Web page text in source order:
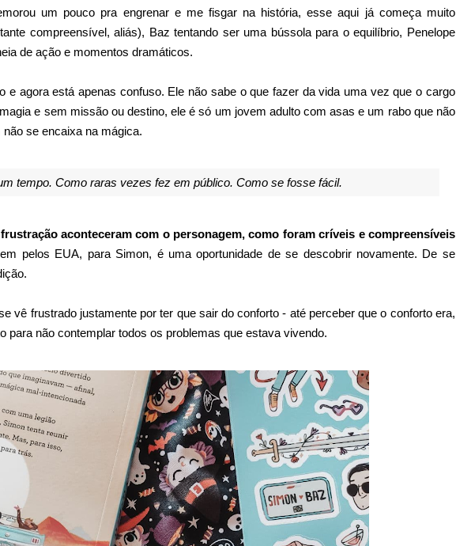
um pouco pra engrenar e me fisgar na história, esse aqui já começa muito
compreensível, aliás), Baz tentando ser uma bússola para o equilíbrio, Penelope
de ação e momentos dramáticos.
e agora está apenas confuso. Ele não sabe o que fazer da vida uma vez que o cargo
e sem missão ou destino, ele é só um jovem adulto com asas e um rabo que não
se encaixa na mágica.
tempo. Como raras vezes fez em público. Como se fosse fácil.
aconteceram com o personagem, como foram críveis e compreensíveis
pelos EUA, para Simon, é uma oportunidade de se descobrir novamente. De se
vê frustrado justamente por ter que sair do conforto - até perceber que o conforto era,
para não contemplar todos os problemas que estava vivendo.